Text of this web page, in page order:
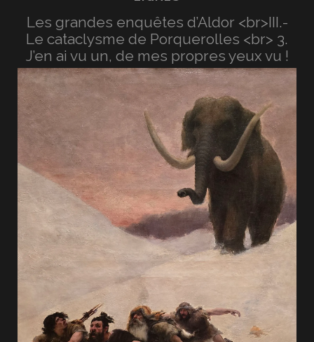
Les grandes enquêtes d’Aldor <br>III.-
Le cataclysme de Porquerolles <br> 3.
J’en ai vu un, de mes propres yeux vu !